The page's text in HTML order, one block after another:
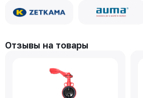
Отзывы на товары